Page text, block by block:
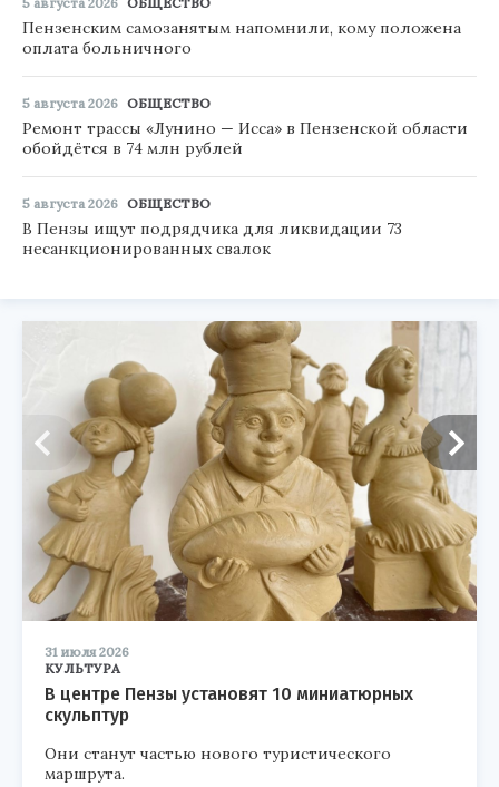
Пензенским самозанятым напомнили, кому положена
оплата больничного
5 августа 2026 ОБЩЕСТВО
Ремонт трассы «Лунино — Исса» в Пензенской области
обойдётся в 74 млн рублей
5 августа 2026 ОБЩЕСТВО
В Пензы ищут подрядчика для ликвидации 73
несанкционированных свалок
31 июля 2026
КУЛЬТУРА
В центре Пензы установят 10 миниатюрных
скульптур
Они станут частью нового туристического
маршрута.